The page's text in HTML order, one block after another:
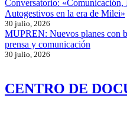
Conversatorio:
Autogestivos en la era de Milei»
30 julio, 2026
MUPREN: Nuevos planes con
prensa y comunicación
30 julio, 2026
CENTRO DE